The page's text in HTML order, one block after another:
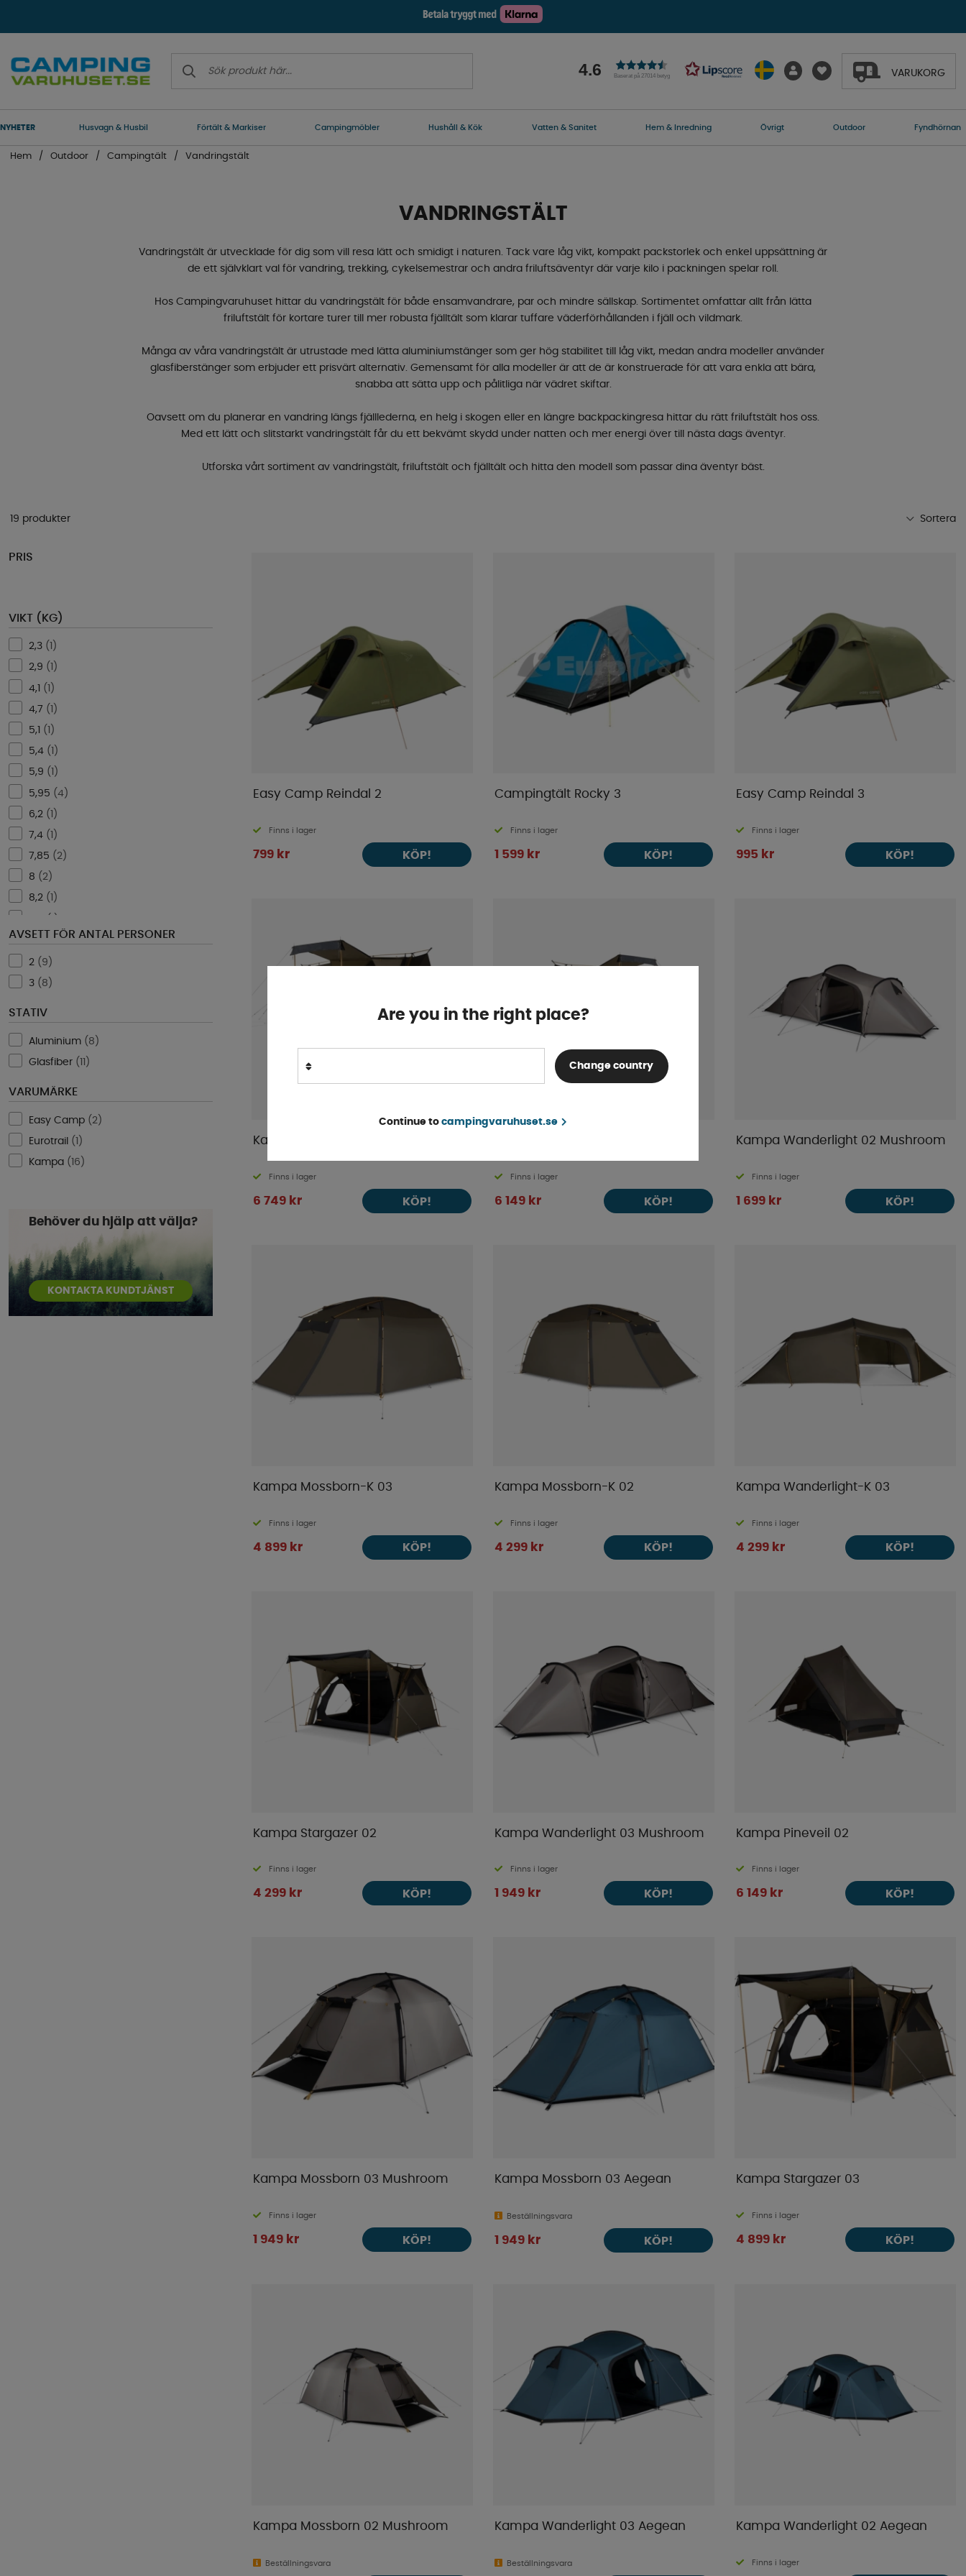
4.6 Baserat på 27014 betyg VARUKORG
NYHETER Husvagn & Husbil Förtält & Markiser Campingmöbler Hushåll & Kök Vatten & Sanitet Hem & Inredning Övrigt Outdoor Fyndhörnan
Hem Outdoor Campingtält Vandringstält
VANDRINGSTÄLT
Vandringstält är utvecklade för dig som vill resa lätt och smidigt i naturen. Tack vare låg vikt, kompakt packstorlek och enkel uppsättning är
de ett självklart val för vandring, trekking, cykelsemestrar och andra friluftsäventyr där varje kilo i packningen spelar roll.
Hos Campingvaruhuset hittar du vandringstält för både ensamvandrare, par och mindre sällskap. Sortimentet omfattar allt från lätta
friluftstält för kortare turer till mer robusta fjälltält som klarar tuffare väderförhållanden i fjäll och vildmark.
Många av våra vandringstält är utrustade med lätta aluminiumstänger som ger hög stabilitet till låg vikt, medan andra modeller använder
glasfiberstänger som erbjuder ett prisvärt alternativ. Gemensamt för alla modeller är att de är konstruerade för att vara enkla att bära,
snabba att sätta upp och pålitliga när vädret skiftar.
Oavsett om du planerar en vandring längs fjälllederna, en helg i skogen eller en längre backpackingresa hittar du rätt friluftstält hos oss.
Med ett lätt och slitstarkt vandringstält får du ett bekvämt skydd under natten och mer energi över till nästa dags äventyr.
Utforska vårt sortiment av vandringstält, friluftstält och fjälltält och hitta den modell som passar dina äventyr bäst.
Sortera
Lägsta pris
Högsta pris
Publiceringsdatum
19 produkter
PRIS
VIKT (KG)
2,3 ( )
2,9 ( )
4,1 (1 )
4,7 (1 )
5,1 ( )
5,4 ( )
5,9 ( )
5,95 (4 )
6,2 (1 )
7,4 (1 )
7,85 ( 2)
8 ( 2)
8,2 ( )
AVSETT FÖR ANTAL PERSONER
2 ( 9 )
3 ( 8 )
STATIV
Aluminium ( 8 )
Glasfiber ( )
VARUMÄRKE
Easy Camp ( 2)
Eurotrail ( )
Kampa ( 16 )
Behöver du hjälp att välja?
KONTAKTA KUNDTJÄNST
Easy Camp Reindal 2
Finns i lager
799 kr KÖP!
Campingtält Rocky 3
Finns i lager
1 599 kr KÖP!
Easy Camp Reindal 3
Finns i lager
995 kr KÖP!
Finns i lager
6 749 kr KÖP!
Finns i lager
6 149 kr KÖP!
Kampa Wanderlight 02 Mushroom
Finns i lager
1 699 kr KÖP!
Kampa Mossborn-K 03
Finns i lager
4 899 kr KÖP!
Kampa Mossborn-K 02
Finns i lager
4 299 kr KÖP!
Kampa Wanderlight-K 03
Finns i lager
4 299 kr KÖP!
Kampa Stargazer 02
Finns i lager
4 299 kr KÖP!
Kampa Wanderlight 03 Mushroom
Finns i lager
1 949 kr KÖP!
Kampa Pineveil 02
Finns i lager
6 149 kr KÖP!
Kampa Mossborn 03 Mushroom
Finns i lager
1 949 kr KÖP!
Kampa Mossborn 03 Aegean
Beställningsvara
1 949 kr KÖP!
Kampa Stargazer 03
Finns i lager
4 899 kr KÖP!
Kampa Mossborn 02 Mushroom
Beställningsvara
Kampa Wanderlight 03 Aegean
Beställningsvara
Kampa Wanderlight 02 Aegean
Finns i lager
Are you in the right place?
Change country
Continue to campingvaruhuset.se